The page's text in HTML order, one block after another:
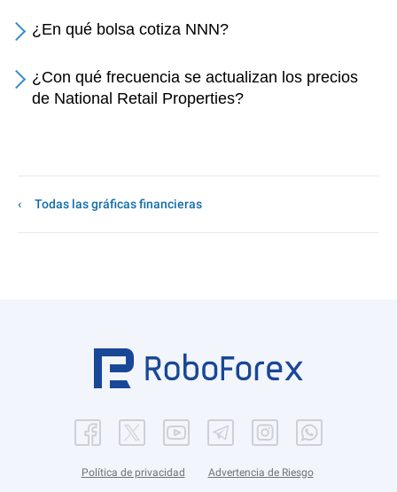
¿En qué bolsa cotiza NNN?
¿Con qué frecuencia se actualizan los precios
de National Retail Properties?
Todas las gráficas financieras
Política de privacidad Advertencia de Riesgo